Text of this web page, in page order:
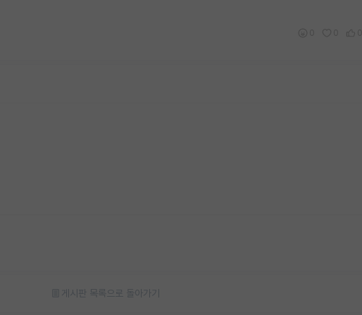
게시판 목록으로 돌아가기